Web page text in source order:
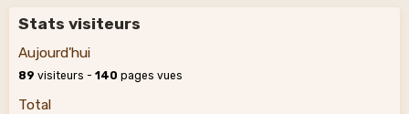
Stats visiteurs
Aujourd'hui
89 visiteurs - 140 pages vues
Total